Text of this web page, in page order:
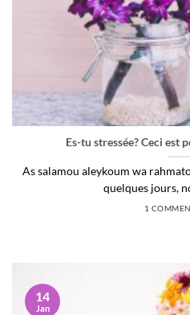
Es-tu stressée? Ceci est
As salamou aleykoum wa
quelques jours,
1
14
Jan